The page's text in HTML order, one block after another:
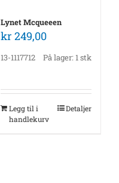
Lynet Mcqueeen
kr 249,00
13-1117712 På lager: 1 stk
Legg til i
handlekurv
Detaljer